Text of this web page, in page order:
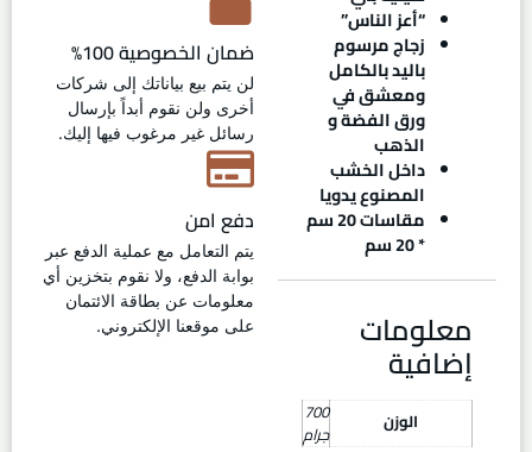
“أعز الناس”
زجاج مرسوم
باليد بالكامل
ومعشق في
ورق الفضة و
الذهب
داخل الخشب
المصنوع يدويا
مقاسات 20 سم
* 20 سم
معلومات
إضافية
الوزن 700
جرام
ضمان الخصوصية 100%
لن يتم بيع بياناتك إلى شركات
أخرى ولن نقوم أبداً بإرسال
رسائل غير مرغوب فيها إليك.
دفع امن
يتم التعامل مع عملية الدفع عبر
بوابة الدفع، ولا نقوم بتخزين أي
معلومات عن بطاقة الائتمان
على موقعنا الإلكتروني.